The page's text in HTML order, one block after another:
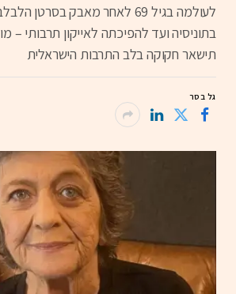
לעולמה בגיל 69 לאחר מאבק
בתוניסיה ועד להפיכתה לאייקון תרבותי –
תישאר חקוקה בלב התרבות הישראלית
גל בסר